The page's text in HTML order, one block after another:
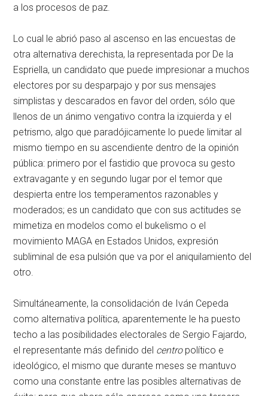
a los procesos de paz.
Lo cual le abrió paso al ascenso en las encuestas de
otra alternativa derechista, la representada por De la
Espriella, un candidato que puede impresionar a muchos
electores por su desparpajo y por sus mensajes
simplistas y descarados en favor del orden, sólo que
llenos de un ánimo vengativo contra la izquierda y el
petrismo, algo que paradójicamente lo puede limitar al
mismo tiempo en su ascendiente dentro de la opinión
pública: primero por el fastidio que provoca su gesto
extravagante y en segundo lugar por el temor que
despierta entre los temperamentos razonables y
moderados; es un candidato que con sus actitudes se
mimetiza en modelos como el bukelismo o el
movimiento MAGA en Estados Unidos, expresión
subliminal de esa pulsión que va por el aniquilamiento del
otro.
Simultáneamente, la consolidación de Iván Cepeda
como alternativa política, aparentemente le ha puesto
techo a las posibilidades electorales de Sergio Fajardo,
el representante más definido del centropolítico e
ideológico, el mismo que durante meses se mantuvo
como una constante entre las posibles alternativas de